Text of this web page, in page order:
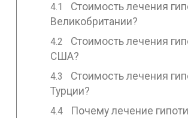
Стоимость лечения
Великобритании?
Стоимость лечения
США?
Стоимость лечения
Турции?
Почему лечение